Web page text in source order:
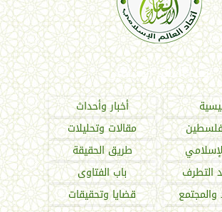
اتحاد العالم الإسلامي
أخبار وأحداث
مقالات وتحليلات
طريق الحقيقة
التطرف
باب الفتاوى
والمجتمع
قضايا وتحقيقات